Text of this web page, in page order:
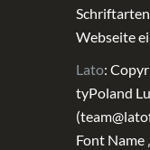
Webseite
Lato:
tyPoland
Font Name